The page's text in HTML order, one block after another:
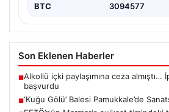
BTC 3094577
Son Eklenen Haberler
■Alkollü içki paylaşımına ceza almıştı…
başvurdu
■‘Kuğu Gölü’ Balesi Pamukkale’de